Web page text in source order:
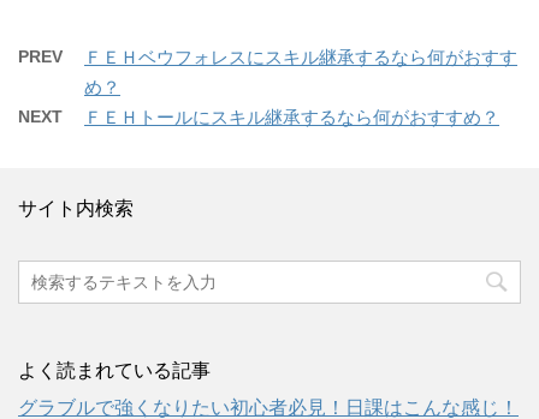
PREV
ＦＥＨベウフォレスにスキル継承するなら何がおすす
め？
NEXT ＦＥＨトールにスキル継承するなら何がおすすめ？
サイト内検索
よく読まれている記事
グラブルで強くなりたい初心者必見！日課はこんな感じ！